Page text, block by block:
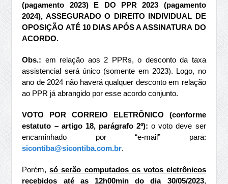
(pagamento 2023) E DO PPR 2023 (pagamento
2024), ASSEGURADO O DIREITO INDIVIDUAL DE
OPOSIÇÃO ATÉ 10 DIAS APÓS A ASSINATURA DO
ACORDO.
Obs.: em relação aos 2 PPRs, o desconto da taxa
assistencial será único (somente em 2023). Logo, no
ano de 2024 não haverá qualquer desconto em relação
ao PPR já abrangido por esse acordo conjunto.
VOTO POR CORREIO ELETRÔNICO (conforme
estatuto – artigo 18, parágrafo 2º): o voto deve ser
encaminhado por “e-mail” para:
sicontiba@sicontiba.com.br.
Porém,só serão computados os votos eletrônicos
recebidos até as 12h00min do dia 30/05/2023,